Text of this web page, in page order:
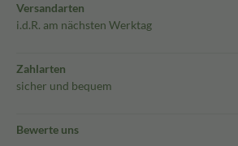
Versandarten
i.d.R. am nächsten Werktag
Zahlarten
sicher und bequem
Bewerte uns